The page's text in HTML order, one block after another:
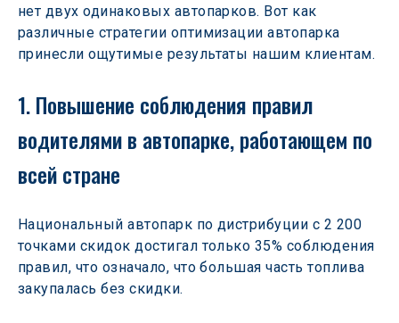
нет двух одинаковых автопарков. Вот как
различные стратегии оптимизации автопарка
принесли ощутимые результаты нашим клиентам.
1. Повышение соблюдения правил
водителями в автопарке, работающем по
всей стране
Национальный автопарк по дистрибуции с 2 200
точками скидок достигал только 35% соблюдения
правил, что означало, что большая часть топлива
закупалась без скидки.